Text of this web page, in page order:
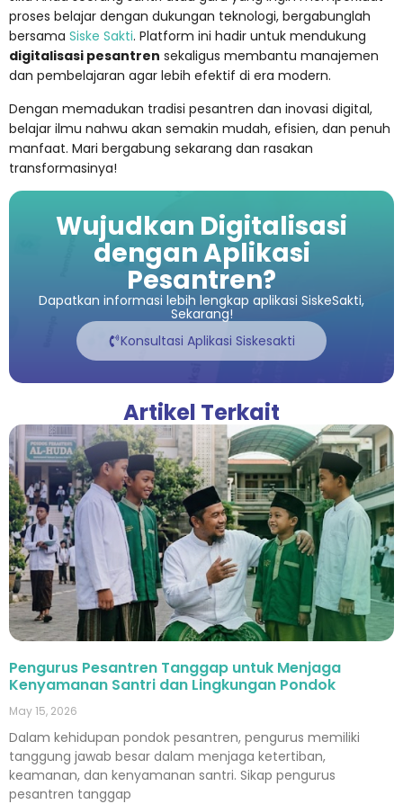
proses belajar dengan dukungan teknologi, bergabunglah
bersama Siske Sakti. Platform ini hadir untuk mendukung
digitalisasi pesantren sekaligus membantu manajemen
dan pembelajaran agar lebih efektif di era modern.
Dengan memadukan tradisi pesantren dan inovasi digital,
belajar ilmu nahwu akan semakin mudah, efisien, dan penuh
manfaat. Mari bergabung sekarang dan rasakan
transformasinya!
Wujudkan Digitalisasi
dengan Aplikasi
Pesantren?
Dapatkan informasi lebih lengkap aplikasi SiskeSakti,
Sekarang!
Konsultasi Aplikasi Siskesakti
Artikel Terkait
Pengurus Pesantren Tanggap untuk Menjaga
Kenyamanan Santri dan Lingkungan Pondok
May 15, 2026
Dalam kehidupan pondok pesantren, pengurus memiliki
tanggung jawab besar dalam menjaga ketertiban,
keamanan, dan kenyamanan santri. Sikap pengurus
pesantren tanggap